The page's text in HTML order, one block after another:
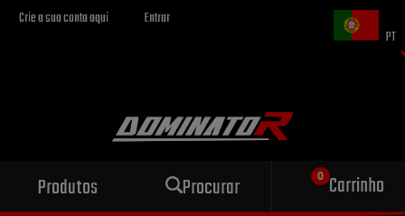
Crie a sua conta aqui
Entrar
PT
Produtos Procurar Carrinho
Escape esportivo
para sua motocicleta